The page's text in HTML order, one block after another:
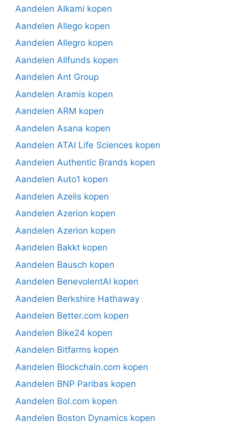
Aandelen Alkami kopen
Aandelen Allego kopen
Aandelen Allegro kopen
Aandelen Allfunds kopen
Aandelen Ant Group
Aandelen Aramis kopen
Aandelen ARM kopen
Aandelen Asana kopen
Aandelen ATAI Life Sciences kopen
Aandelen Authentic Brands kopen
Aandelen Auto1 kopen
Aandelen Azelis kopen
Aandelen Azerion kopen
Aandelen Azerion kopen
Aandelen Bakkt kopen
Aandelen Bausch kopen
Aandelen BenevolentAI kopen
Aandelen Berkshire Hathaway
Aandelen Better.com kopen
Aandelen Bike24 kopen
Aandelen Bitfarms kopen
Aandelen Blockchain.com kopen
Aandelen BNP Paribas kopen
Aandelen Bol.com kopen
Aandelen Boston Dynamics kopen